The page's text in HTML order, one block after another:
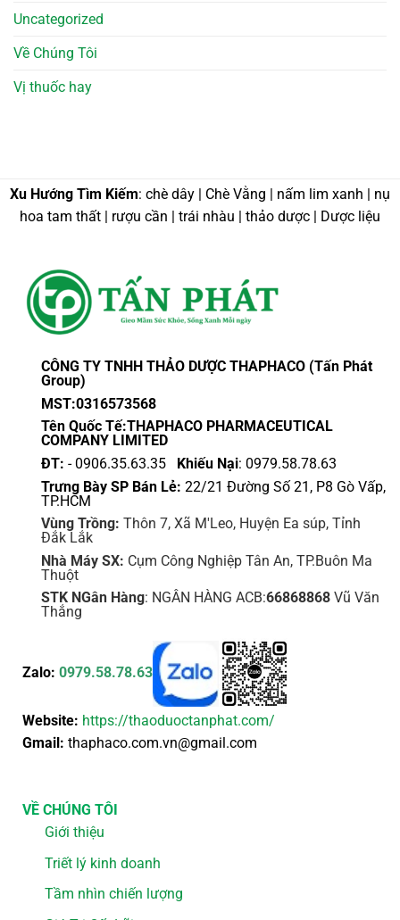
Uncategorized
Về Chúng Tôi
Vị thuốc hay
Xu Hướng Tìm Kiếm: chè dây | Chè Vằng | nấm lim xanh | nụ
hoa tam thất | rượu cần | trái nhàu | thảo dược | Dược liệu
CÔNG TY TNHH THẢO DƯỢC THAPHACO (Tấn Phát
Group)
MST:0316573568
Tên Quốc Tế:THAPHACO PHARMACEUTICAL
COMPANY LIMITED
ĐT: - 0906.35.63.35 Khiếu Nại: 0979.58.78.63
Trưng Bày SP Bán Lẻ: 22/21 Đường Số 21, P8 Gò Vấp,
TP.HCM
Vùng Trồng: Thôn 7, Xã M'Leo, Huyện Ea súp, Tỉnh
Đắk Lắk
Nhà Máy SX: Cụm Công Nghiệp Tân An, TP.Buôn Ma
Thuột
STK NGân Hàng: NGÂN HÀNG ACB:66868868Vũ Văn
Thắng
Zalo: 0979.58.78.63
Website: https://thaoduoctanphat.com/
Gmail: thaphaco.com.vn@gmail.com
VỀ CHÚNG TÔI
Giới thiệu
Triết lý kinh doanh
Tầm nhìn chiến lượng